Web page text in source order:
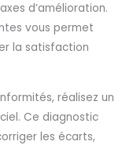
d’amélioration.
vous permet
la satisfaction
réalisez un
Ce diagnostic
les écarts,